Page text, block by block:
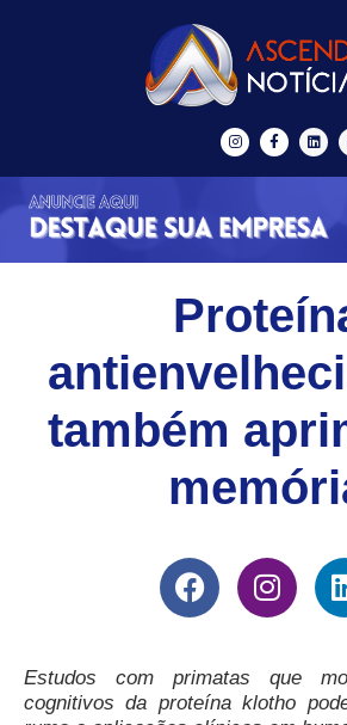
também
Estudos com primatas que
cognitivos da proteína klotho